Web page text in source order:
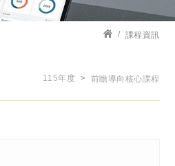
課程資訊
115年度 前瞻導向核心課程